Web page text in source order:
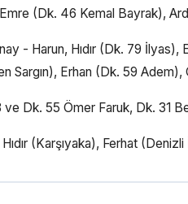
(Dk. 46 Kemal Bayrak),
- Harun, Hıdır (Dk. 79
Sargın), Erhan (Dk. 59 Adem),
ve Dk. 55 Ömer Faruk, Dk. 31
(Karşıyaka), Ferhat